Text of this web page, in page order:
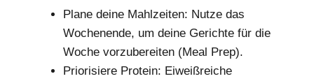
Plane deine Mahlzeiten: Nutze das
Wochenende, um deine Gerichte für die
Woche vorzubereiten (Meal Prep).
Priorisiere Protein: Eiweißreiche